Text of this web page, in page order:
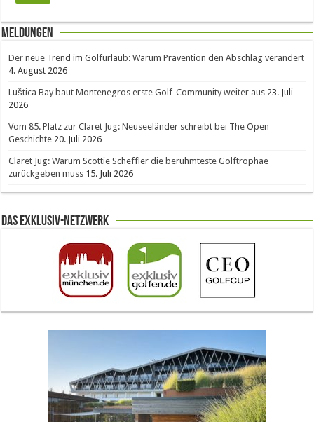
Meldungen
Der neue Trend im Golfurlaub: Warum Prävention den Abschlag verändert
4. August 2026
Luštica Bay baut Montenegros erste Golf-Community weiter aus 23. Juli
2026
Vom 85. Platz zur Claret Jug: Neuseeländer schreibt bei The Open
Geschichte 20. Juli 2026
Claret Jug: Warum Scottie Scheffler die berühmteste Golftrophäe
zurückgeben muss 15. Juli 2026
Das Exklusiv-Netzwerk